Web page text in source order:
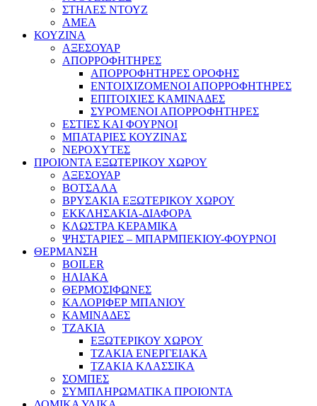
ΣΤΗΛΕΣ ΝΤΟΥΖ
ΑΜΕΑ
ΚΟΥΖΙΝΑ
ΑΞΕΣΟΥΑΡ
ΑΠΟΡΡΟΦΗΤΗΡΕΣ
ΑΠΟΡΡΟΦΗΤΗΡΕΣ ΟΡΟΦΗΣ
ΕΝΤΟΙΧΙΖΟΜΕΝΟΙ ΑΠΟΡΡΟΦΗΤΗΡΕΣ
ΕΠΙΤΟΙΧΙΕΣ ΚΑΜΙΝΑΔΕΣ
ΣΥΡΟΜΕΝΟΙ ΑΠΟΡΡΟΦΗΤΗΡΕΣ
ΕΣΤΙΕΣ ΚΑΙ ΦΟΥΡΝΟΙ
ΜΠΑΤΑΡΙΕΣ ΚΟΥΖΙΝΑΣ
ΝΕΡΟΧΥΤΕΣ
ΠΡΟΙΟΝΤΑ ΕΞΩΤΕΡΙΚΟΥ ΧΩΡΟΥ
ΑΞΕΣΟΥΑΡ
ΒΟΤΣΑΛΑ
ΒΡΥΣΑΚΙΑ ΕΞΩΤΕΡΙΚΟΥ ΧΩΡΟΥ
ΕΚΚΛΗΣΑΚΙΑ-ΔΙΑΦΟΡΑ
ΚΛΩΣΤΡΑ ΚΕΡΑΜΙΚΑ
ΨΗΣΤΑΡΙΕΣ – ΜΠΑΡΜΠΕΚΙΟΥ-ΦΟΥΡΝΟΙ
ΘΕΡΜΑΝΣΗ
BOILER
ΗΛΙΑΚΑ
ΘΕΡΜΟΣΙΦΩΝΕΣ
ΚΑΛΟΡΙΦΕΡ ΜΠΑΝΙΟΥ
ΚΑΜΙΝΑΔΕΣ
ΤΖΑΚΙΑ
ΕΞΩΤΕΡΙΚΟΥ ΧΩΡΟΥ
ΤΖΑΚΙΑ ΕΝΕΡΓΕΙΑΚΑ
ΤΖΑΚΙΑ ΚΛΑΣΣΙΚΑ
ΣΟΜΠΕΣ
ΣΥΜΠΛΗΡΩΜΑΤΙΚΑ ΠΡΟΙΟΝΤΑ